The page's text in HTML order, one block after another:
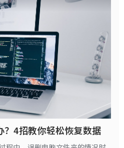
？4招教你轻松恢复数据